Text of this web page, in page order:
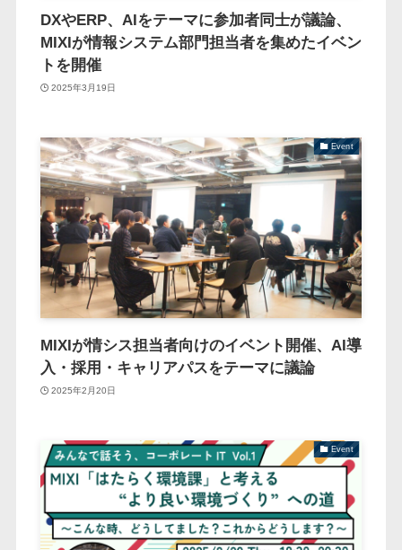
DXやERP、AIをテーマに参加者同士が議論、
MIXIが情報システム部門担当者を集めたイベン
トを開催
2025年3月19日
Event
MIXIが情シス担当者向けのイベント開催、AI導
入・採用・キャリアパスをテーマに議論
2025年2月20日
Event